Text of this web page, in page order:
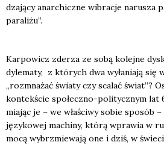
dza­ją­cy anar­chicz­ne wibra­cje naru­sza
para­li­żu”.
Kar­po­wicz zde­rza ze sobą kolej­ne
dyle­ma­ty, z któ­rych dwa wyła­nia­ją się
„roz­mna­żać świa­ty czy sca­lać świat”?
kon­tek­ście spo­łecz­no-poli­tycz­nym lat
mia­jąc je – we wła­ści­wy sobie spo­sób
języ­ko­wej machi­ny, któ­rą wpra­wia w
mocą wybrzmie­wa­ją one i dziś, w